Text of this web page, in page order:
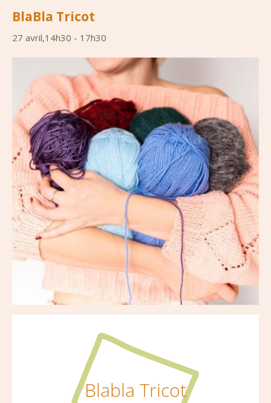
BlaBla Tricot
27 avril,14h30 - 17h30
Blabla Tricot